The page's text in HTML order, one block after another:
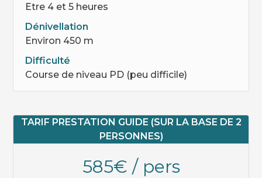
Etre 4 et 5 heures
Dénivellation
Environ 450 m
Difficulté
Course de niveau PD (peu difficile)
TARIF PRESTATION GUIDE (SUR LA BASE DE 2
PERSONNES)
585€ / pers